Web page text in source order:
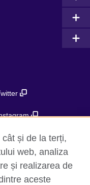
și de la terți,
web, analiza
și realizarea de
aceste